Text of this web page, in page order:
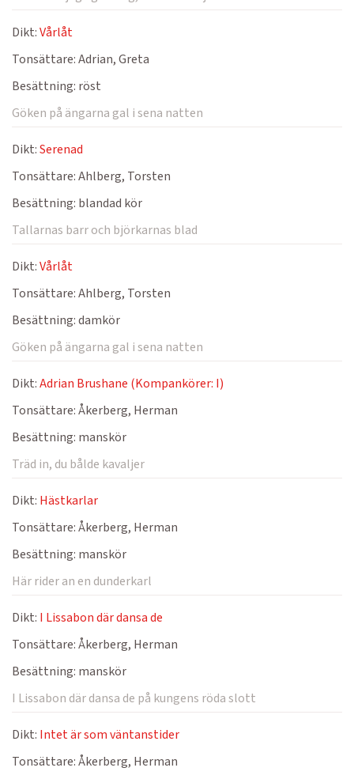
Dikt:Vårlåt
Tonsättare:Adrian, Greta
Besättning: röst
Göken på ängarna gal i sena natten
Dikt:Serenad
Tonsättare:Ahlberg, Torsten
Besättning: blandad kör
Tallarnas barr och björkarnas blad
Dikt:Vårlåt
Tonsättare:Ahlberg, Torsten
Besättning:damkör
Göken på ängarna gal i sena natten
Dikt:Adrian Brushane (Kompankörer: I)
Tonsättare:Åkerberg, Herman
Besättning: manskör
Träd in, du bålde kavaljer
Dikt: Hästkarlar
Tonsättare:Åkerberg, Herman
Besättning: manskör
Här rider an en dunderkarl
Dikt: I Lissabon där dansa de
Tonsättare:Åkerberg, Herman
Besättning: manskör
I Lissabon där dansa de på kungens röda slott
Dikt: Intet är som väntanstider
Tonsättare:Åkerberg, Herman